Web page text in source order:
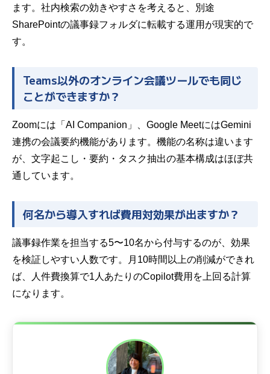
ます。社内検索の効きやすさを考えると、別途
SharePointの議事録フォルダに転載する運用が現実的で
す。
Teams以外のオンライン会議ツールでも同じ
ことができますか？
Zoomには「AI Companion」、Google MeetにはGemini
連携の会議要約機能があります。機能の名称は違います
が、文字起こし・要約・タスク抽出の基本構成はほぼ共
通しています。
何名から導入すれば費用対効果が出ますか？
議事録作業を担当する5〜10名から付与するのが、効果
を検証しやすい人数です。月10時間以上の削減ができれ
ば、人件費換算で1人あたりのCopilot費用を上回る計算
になります。